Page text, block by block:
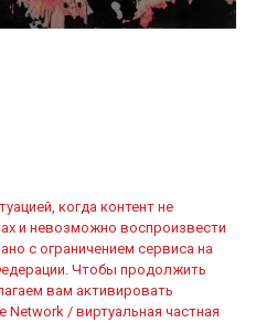
когда контент не
и невозможно воспроизвести
с ограничением сервиса на
Чтобы продолжить
вам активировать
Network / виртуальная частная